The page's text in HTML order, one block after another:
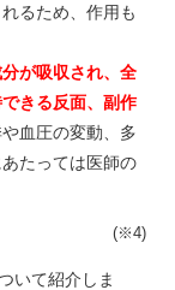
るため、作用も
が吸収され、全
きる反面、副作
血圧の変動、多
たっては医師の
(※4)
いて紹介しま